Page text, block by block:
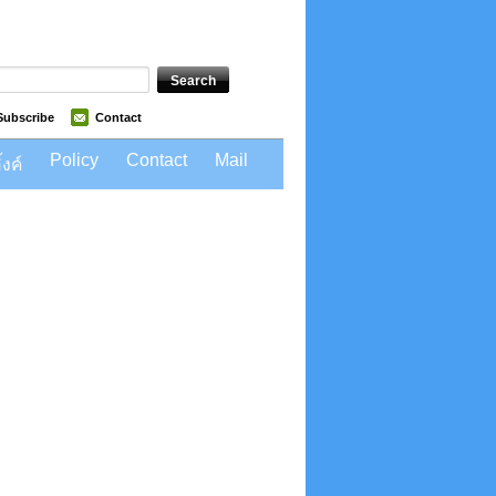
Contact
ค์ Policy Contact Mail